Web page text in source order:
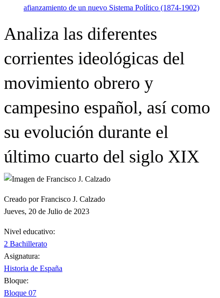
afianzamiento de un nuevo Sistema Político (1874-1902)
Analiza las diferentes
corrientes ideológicas del
movimiento obrero y
campesino español, así como
su evolución durante el
último cuarto del siglo XIX
Creado por Francisco J. Calzado
Jueves, 20 de Julio de 2023
Nivel educativo:
2 Bachillerato
Asignatura:
Historia de España
Bloque:
Bloque 07